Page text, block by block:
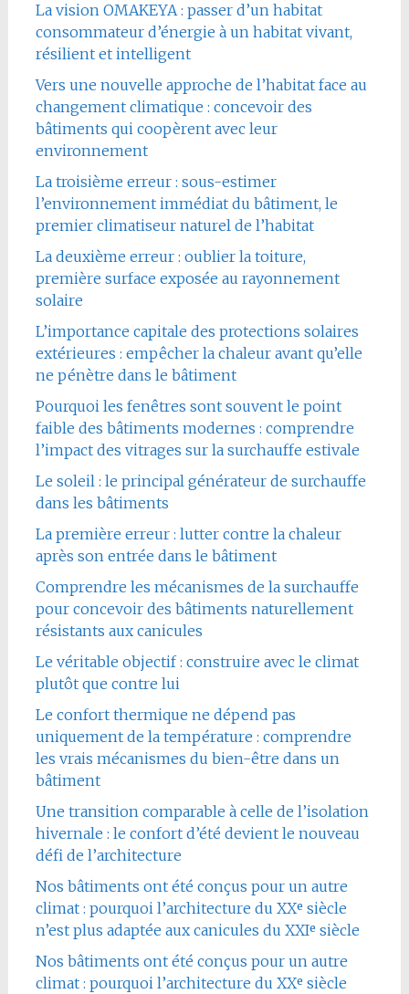
La vision OMAKEYA : passer d’un habitat
consommateur d’énergie à un habitat vivant,
résilient et intelligent
Vers une nouvelle approche de l’habitat face au
changement climatique : concevoir des
bâtiments qui coopèrent avec leur
environnement
La troisième erreur : sous-estimer
l’environnement immédiat du bâtiment, le
premier climatiseur naturel de l’habitat
La deuxième erreur : oublier la toiture,
première surface exposée au rayonnement
solaire
L’importance capitale des protections solaires
extérieures : empêcher la chaleur avant qu’elle
ne pénètre dans le bâtiment
Pourquoi les fenêtres sont souvent le point
faible des bâtiments modernes : comprendre
l’impact des vitrages sur la surchauffe estivale
Le soleil : le principal générateur de surchauffe
dans les bâtiments
La première erreur : lutter contre la chaleur
après son entrée dans le bâtiment
Comprendre les mécanismes de la surchauffe
pour concevoir des bâtiments naturellement
résistants aux canicules
Le véritable objectif : construire avec le climat
plutôt que contre lui
Le confort thermique ne dépend pas
uniquement de la température : comprendre
les vrais mécanismes du bien-être dans un
bâtiment
Une transition comparable à celle de l’isolation
hivernale : le confort d’été devient le nouveau
défi de l’architecture
Nos bâtiments ont été conçus pour un autre
climat : pourquoi l’architecture du XXᵉ siècle
n’est plus adaptée aux canicules du XXIᵉ siècle
Nos bâtiments ont été conçus pour un autre
climat : pourquoi l’architecture du XXᵉ siècle